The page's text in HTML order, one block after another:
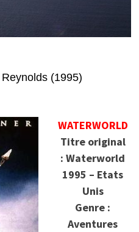
(1995)
WATERWORLD
Titre original
: Waterworld
1995 – Etats
Unis
Genre :
Aventures